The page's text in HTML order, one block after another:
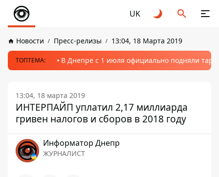
UK
Новости Пресс-релизы 13:04, 18 Марта 2019
ТОПТЕМА: В Днепре с 1 июля официально подняли
13:04, 18 марта 2019
ИНТЕРПАЙП уплатил 2,17 миллиарда
гривен налогов и сборов в 2018 году
Информатор Днепр
ЖУРНАЛИСТ